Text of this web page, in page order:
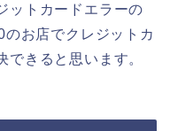
ットカードエラーの
お店でクレジットカ
きると思います。